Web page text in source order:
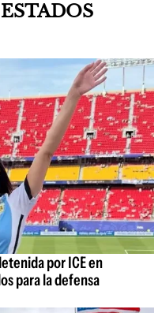
por ICE en
para la defensa